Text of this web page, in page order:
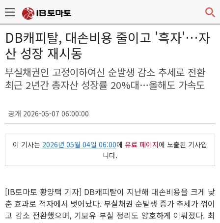
DB캐피탈, 대손비용 줄이고 '흑자'…자
산 성장 재시동
부실채권인 고정이하여신 순발생 감소 추세로 전환
최근 2년간 총자산 성장률 20%대…올해도 가속도
공개 2026-05-07 06:00:00
이 기사는 2026년 05월 04일 06:00에 유료 페이지에 노출된 기사입
니다.
[IB토마토 황양택 기자] DB캐피탈이 지난해 대손비용을 크게 낮
춘 효과로 적자에서 벗어났다. 부실채권 순발생 증가 추세가 꺾이
고 감소 전환했으며, 기보유 부실 정리도 양호하게 이뤄졌다. 최